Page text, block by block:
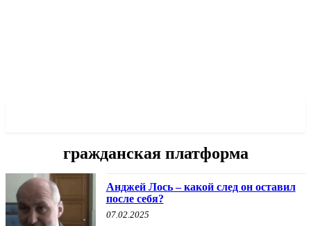
гражданская платформа
Анджей Лось – какой след он оставил
после себя?
07.02.2025